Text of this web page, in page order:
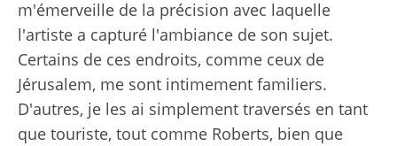
m'émerveille de la précision avec laquelle
l'artiste a capturé l'ambiance de son sujet.
Certains de ces endroits, comme ceux de
Jérusalem, me sont intimement familiers.
D'autres, je les ai simplement traversés en tant
que touriste, tout comme Roberts, bien que